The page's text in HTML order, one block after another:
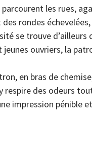
les rues,
rondes
se trouve d’ailleurs
ouvriers, la
en bras de
respire des odeurs
impression pénible